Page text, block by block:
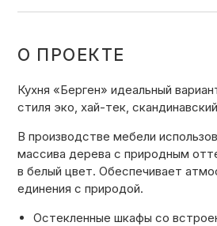
О ПРОЕКТЕ
Кухня «Берген» идеальный
стиля эко, хай-тек,
В производстве мебели
массива дерева с природным
в белый цвет. Обеспечивает
единения с природой.
Остекленные шкафы со